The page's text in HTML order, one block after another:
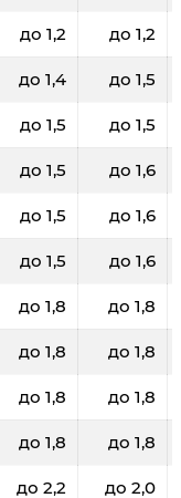
до 1,2 до 1,2
до 1,4 до 1,5
до 1,5 до 1,5
до 1,5 до 1,6
до 1,5 до 1,6
до 1,5 до 1,6
до 1,8 до 1,8
до 1,8 до 1,8
до 1,8 до 1,8
до 1,8 до 1,8
до 2,2 до 2,0